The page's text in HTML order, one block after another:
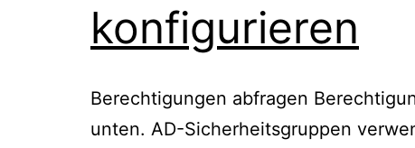
konfigurieren
Berechtigungen abfragen
unten. AD-Sicherheitsgruppen